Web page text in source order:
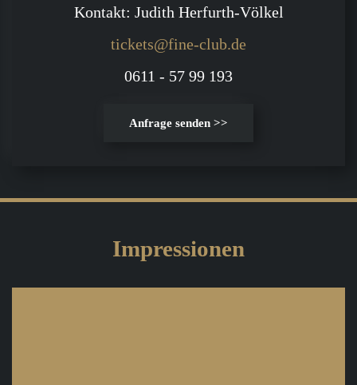
Kontakt: Judith Herfurth-Völkel
tickets@fine-club.de
0611 - 57 99 193
Anfrage senden >>
Impressionen